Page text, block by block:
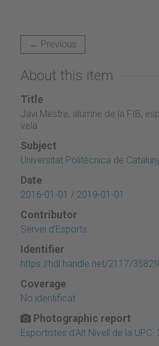
← Previous
About this item
Title
Javi Mestre, alumne de la FIB,
vela
Subject
Universitat Politècnica de
Date
2016-01-01 / 2019-01-01
Contributor
Servei d'Esports
Identifier
https://hdl.handle.net/2117/
Coverage
No identificat
Photographic report
Esportistes d'Alt Nivell de la UPC.